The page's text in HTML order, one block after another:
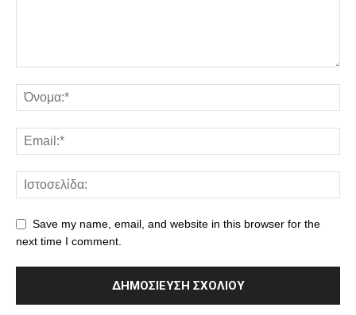
Save my name, email, and website in this browser for the
next time I comment.